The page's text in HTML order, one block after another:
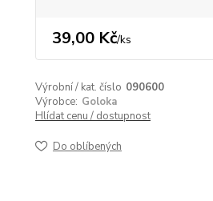
39,00 Kč/ks
Výrobní / kat. číslo 090600
Výrobce: Goloka
Hlídat cenu / dostupnost
Do oblíbených